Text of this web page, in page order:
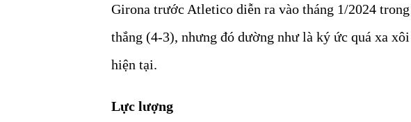
Girona trước Atletico diễn ra vào tháng 1/2024
thắng (4-3), nhưng đó dường như là ký ức quá xa
hiện tại.
Lực lượng